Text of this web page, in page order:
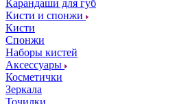
Карандаши для губ
Кисти и спонжи
Кисти
Спонжи
Наборы кистей
Аксессуары
Косметички
Зеркала